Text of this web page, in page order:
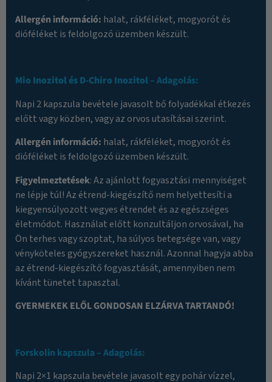
Allergén információ: halat, rákféléket, mogyorót és
dióféléket is feldolgozó üzemben készült.
Mio Inozitol és D-Chiro Inozitol– Adagolás:
Napi 2 kapszula bevétele javasolt bő folyadékkal étkezés
előtt vagy közben, vagy az orvos utasításai szerint.
Allergén információ: halat, rákféléket, mogyorót és
dióféléket is feldolgozó üzemben készült.
Figyelmeztetések: Az ajánlott fogyasztási mennyiséget
ne lépje túl! Az étrend-kiegészítő nem helyettesíti a
kiegyensúlyozott vegyes étrendet és az egészséges
életmódot. Használat előtt konzultáljon orvosával, ha
Ön terhes vagy szoptat, ha súlyos betegsége van, vagy
vényköteles gyógyszereket használ. Azonnal hagyja abba
az étrend-kiegészítő fogyasztását, amennyiben nem
kívánt tünetet tapasztal.
GYERMEKEK ELŐL GONDOSAN ELZÁRVA TARTANDÓ!
Forskolin kapszula – Adagolás:
Napi 2×1 kapszula bevétele javasolt egy pohár vízzel,